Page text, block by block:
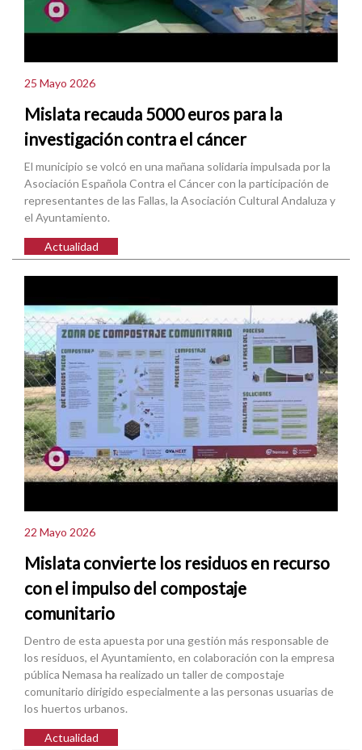
25 Mayo 2026
Mislata recauda 5000 euros para la
investigación contra el cáncer
El municipio se volcó en una mañana solidaria impulsada por la
Asociación Española Contra el Cáncer con la participación de
representantes de las Fallas, la Asociación Cultural Andaluza y
el Ayuntamiento.
Actualidad
22 Mayo 2026
Mislata convierte los residuos en recurso
con el impulso del compostaje
comunitario
Dentro de esta apuesta por una gestión más responsable de
los residuos, el Ayuntamiento, en colaboración con la empresa
pública Nemasa ha realizado un taller de compostaje
comunitario dirigido especialmente a las personas usuarias de
los huertos urbanos.
Actualidad